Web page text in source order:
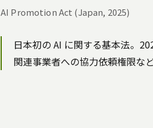
AI Promotion Act (Japan, 2025)
日本初の AI に関する基本法。
関連事業者への協力依頼権限な